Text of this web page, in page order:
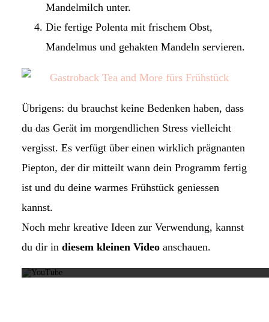
Mandelmilch unter.
Die fertige Polenta mit frischem Obst,
Mandelmus und gehakten Mandeln servieren.
Übrigens: du brauchst keine Bedenken haben, dass
du das Gerät im morgendlichen Stress vielleicht
vergisst. Es verfügt über einen wirklich prägnanten
Piepton, der dir mitteilt wann dein Programm fertig
ist und du deine warmes Frühstück geniessen
kannst.
Noch mehr kreative Ideen zur Verwendung, kannst
du dir in diesem kleinen Videoanschauen.
Mit dem